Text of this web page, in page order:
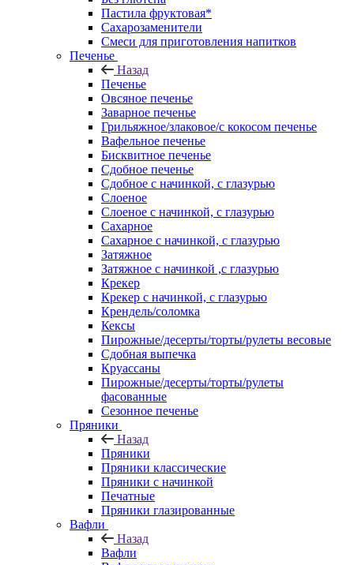
Пастила фруктовая*
Сахарозаменители
Смеси для приготовления напитков
Печенье
Назад
Печенье
Овсяное печенье
Заварное печенье
Грильяжное/злаковое/с кокосом печенье
Вафельное печенье
Бисквитное печенье
Сдобное печенье
Сдобное с начинкой, с глазурью
Слоеное
Слоеное с начинкой, с глазурью
Сахарное
Сахарное с начинкой, с глазурью
Затяжное
Затяжное с начинкой ,с глазурью
Крекер
Крекер с начинкой, с глазурью
Крендель/соломка
Кексы
Пирожные/десерты/торты/рулеты весовые
Сдобная выпечка
Круассаны
Пирожные/десерты/торты/рулеты
фасованные
Сезонное печенье
Пряники
Назад
Пряники
Пряники классические
Пряники с начинкой
Печатные
Пряники глазированные
Вафли
Назад
Вафли